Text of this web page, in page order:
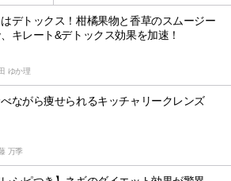
デトックス！柑橘果物と香草のスムージー
キレート&デトックス効果を加速！
ゆか理
ながら痩せられるキッチャリークレンズ
万季